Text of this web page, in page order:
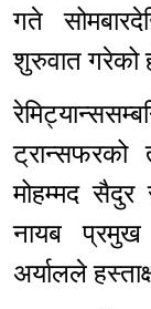
गते
शुरुवात गरेको
ट्रान्सफरको
मोहम्मद सैदुर
नायब प्रमुख
अर्यालले